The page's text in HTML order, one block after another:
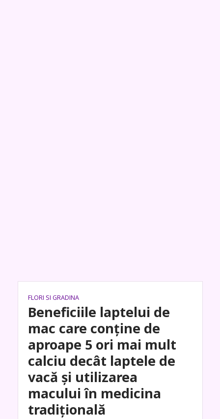
FLORI SI GRADINA
Beneficiile laptelui de
mac care conţine de
aproape 5 ori mai mult
calciu decât laptele de
vacă și utilizarea
macului în medicina
tradițională